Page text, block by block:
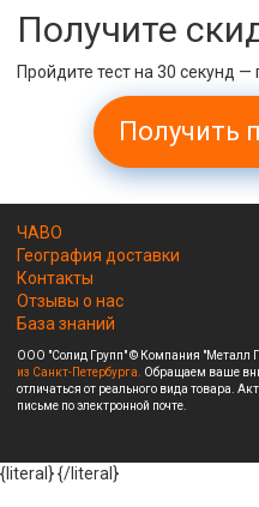
Получите
Пройдите тест на 30 секунд
Получить
ЧАВО
География доставки
Контакты
Отзывы о нас
База знаний
ООО "Солид Групп" © Компания "Металл
из Санкт-Петербурга. Обращаем ваше
отличаться от реального вида товара.
письме по электронной почте.
{literal}{/literal}